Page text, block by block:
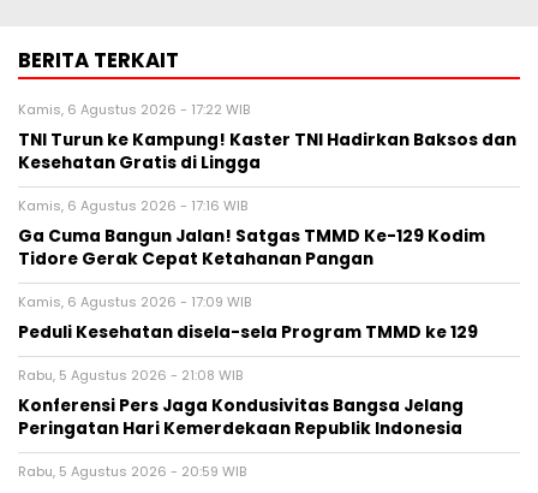
BERITA TERKAIT
Kamis, 6 Agustus 2026 - 17:22 WIB
TNI Turun ke Kampung! Kaster TNI Hadirkan Baksos dan
Kesehatan Gratis di Lingga
Kamis, 6 Agustus 2026 - 17:16 WIB
Ga Cuma Bangun Jalan! Satgas TMMD Ke-129 Kodim
Tidore Gerak Cepat Ketahanan Pangan
Kamis, 6 Agustus 2026 - 17:09 WIB
Peduli Kesehatan disela-sela Program TMMD ke 129
Rabu, 5 Agustus 2026 - 21:08 WIB
Konferensi Pers Jaga Kondusivitas Bangsa Jelang
Peringatan Hari Kemerdekaan Republik Indonesia
Rabu, 5 Agustus 2026 - 20:59 WIB